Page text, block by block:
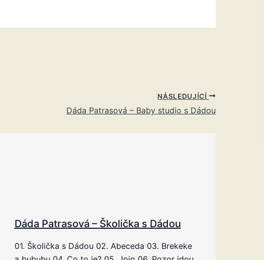
NÁSLEDUJÍCÍ
Dáda Patrasová – Baby studio s Dádou
Dáda Patrasová – Školička s Dádou
01. Školička s Dádou 02. Abeceda 03. Brekeke